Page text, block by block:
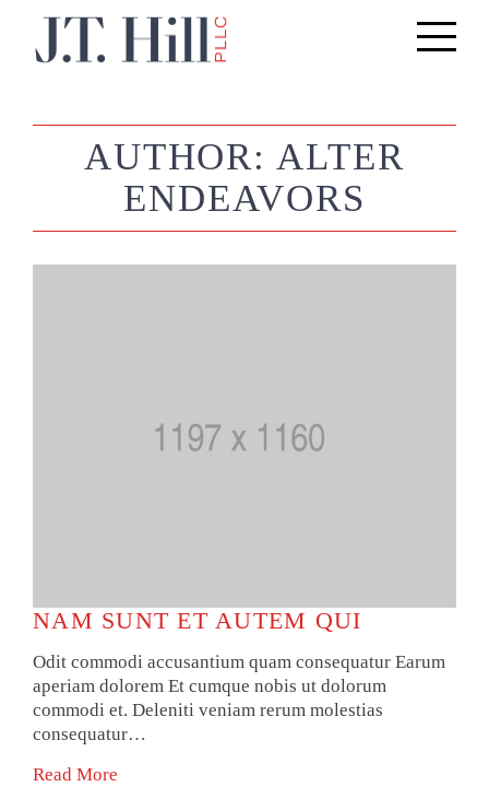
Toggle
AUTHOR:ALTER
ENDEAVORS
NAM SUNT ET AUTEM QUI
Odit commodi accusantium quam consequatur Earum
aperiam dolorem Et cumque nobis ut dolorum
commodi et. Deleniti veniam rerum molestias
consequatur…
Read More